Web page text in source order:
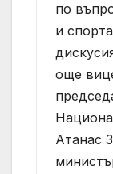
по
и
още
Атанас